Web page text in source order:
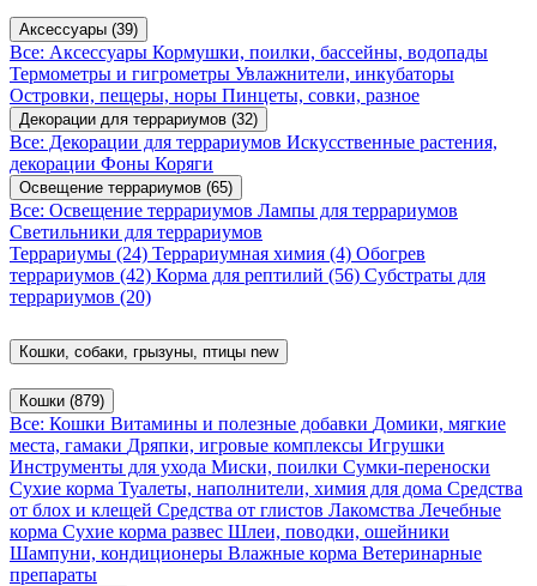
Аксессуары (39)
Все: Аксессуары Кормушки, поилки, бассейны, водопады
Термометры и гигрометры Увлажнители, инкубаторы
Островки, пещеры, норы Пинцеты, совки, разное
Декорации для террариумов (32)
Все: Декорации для террариумов Искусственные растения,
декорации Фоны Коряги
Освещение террариумов (65)
Все: Освещение террариумов Лампы для террариумов
Светильники для террариумов
Террариумы (24) Террариумная химия (4) Обогрев
террариумов (42) Корма для рептилий (56) Субстраты для
террариумов (20)
Кошки, собаки, грызуны, птицы new
Кошки (879)
Все: Кошки Витамины и полезные добавки Домики, мягкие
места, гамаки Дряпки, игровые комплексы Игрушки
Инструменты для ухода Миски, поилки Сумки-переноски
Сухие корма Туалеты, наполнители, химия для дома Средства
от блох и клещей Средства от глистов Лакомства Лечебные
корма Сухие корма развес Шлеи, поводки, ошейники
Шампуни, кондиционеры Влажные корма Ветеринарные
препараты